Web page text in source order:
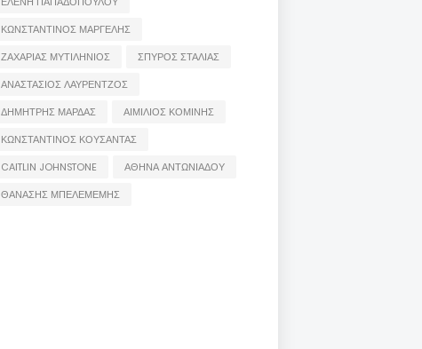
ΚΩΝΣΤΑΝΤΙΝΟΣ ΜΑΡΓΕΛΗΣ
ΖΑΧΑΡΙΑΣ ΜΥΤΙΛΗΝΙΟΣ
ΣΠΥΡΟΣ ΣΤΑΛΙΑΣ
ΑΝΑΣΤΑΣΙΟΣ ΛΑΥΡΕΝΤΖΟΣ
ΔΗΜΗΤΡΗΣ ΜΑΡΔΑΣ
ΑΙΜΙΛΙΟΣ ΚΟΜΙΝΗΣ
ΚΩΝΣΤΑΝΤΙΝΟΣ ΚΟΥΣΑΝΤΑΣ
CAITLIN JOHNSTONE
ΑΘΗΝΑ ΑΝΤΩΝΙΑΔΟΥ
ΘΑΝΑΣΗΣ ΜΠΕΛΕΜΕΜΗΣ